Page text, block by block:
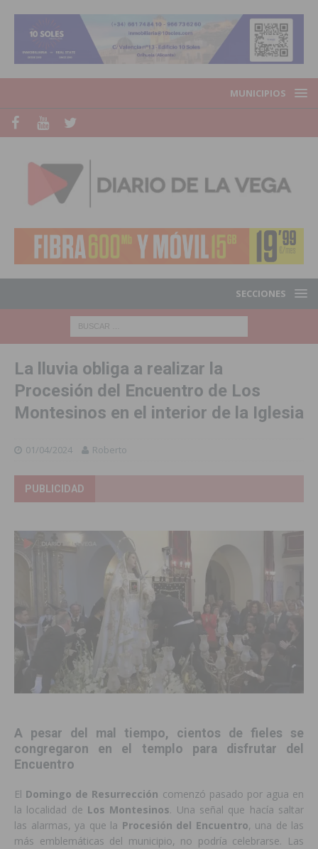
MUNICIPIOS
SECCIONES
La lluvia obliga a realizar la
Procesión del Encuentro de Los
Montesinos en el interior de la Iglesia
01/04/2024 Roberto
PUBLICIDAD
A pesar del mal tiempo, cientos de fieles se
congregaron en el templo para disfrutar del
Encuentro
El Domingo de Resurrección comenzó pasado por agua en
la localidad de Los Montesinos. Una señal que hacía saltar
las alarmas, ya que la Procesión del Encuentro, una de las
más emblemáticas del municipio, no podría celebrarse. Las